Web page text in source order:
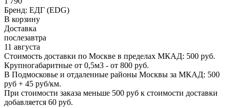
Бренд: ЕДГ (EDG)
В корзину
Доставка
послезавтра
11 августа
Стоимость доставки по Москве в пределах МКАД: 500 руб.
Крупногабаритные от 0,5м3 - от 800 руб.
В Подмосковье и отдаленные районы Москвы за МКАД: 500
руб + 45 руб/км.
При стоимости заказа меньше 500 руб к стоимости доставки
добавляется 60 руб.